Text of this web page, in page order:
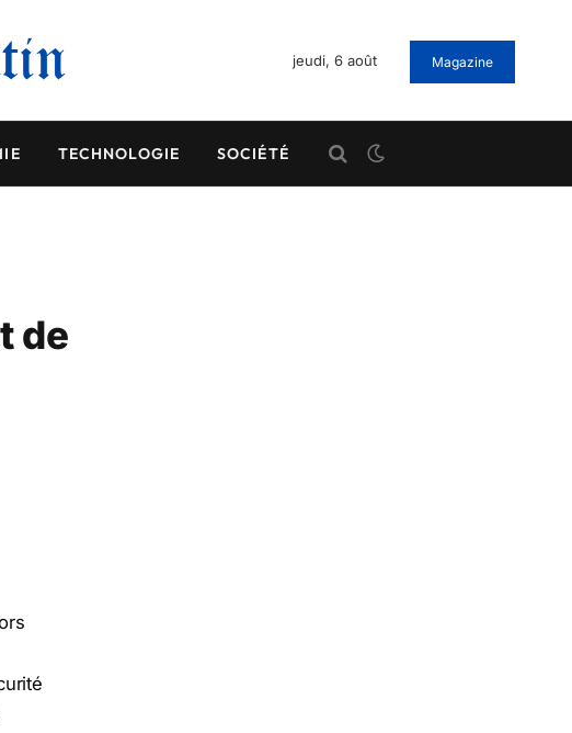
jeudi, 6 août Magazine
TECHNOLOGIE SOCIÉTÉ
de